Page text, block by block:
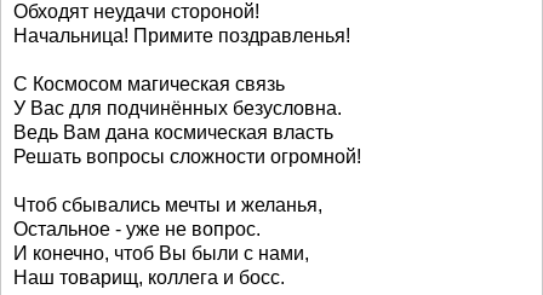
Обходят неудачи стороной!
Начальница! Примите поздравленья!
С Космосом магическая связь
У Вас для подчинённых безусловна.
Ведь Вам дана космическая власть
Решать вопросы сложности огромной!
Чтоб сбывались мечты и желанья,
Остальное - уже не вопрос.
И конечно, чтоб Вы были с нами,
Наш товарищ, коллега и босс.